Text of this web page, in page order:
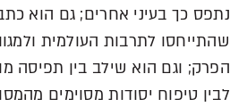
נתפס כך בעיני אחרים; גם הוא
שהתייחסו לתרבות העולמית
הפרק; וגם הוא שילב בין תפיסה
לבין טיפוח יסודות מסוימים